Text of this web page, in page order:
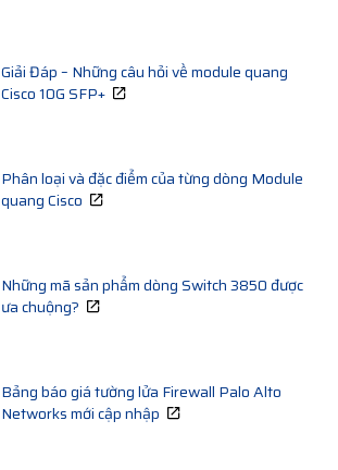
Giải Đáp – Những câu hỏi về module quang
Cisco 10G SFP+
Phân loại và đặc điểm của từng dòng Module
quang Cisco
Những mã sản phẩm dòng Switch 3850 được
ưa chuộng?
Bảng báo giá tường lửa Firewall Palo Alto
Networks mới cập nhập